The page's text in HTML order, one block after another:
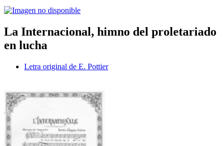
La Internacional, himno del proletariado
en lucha
Letra original de E. Pottier